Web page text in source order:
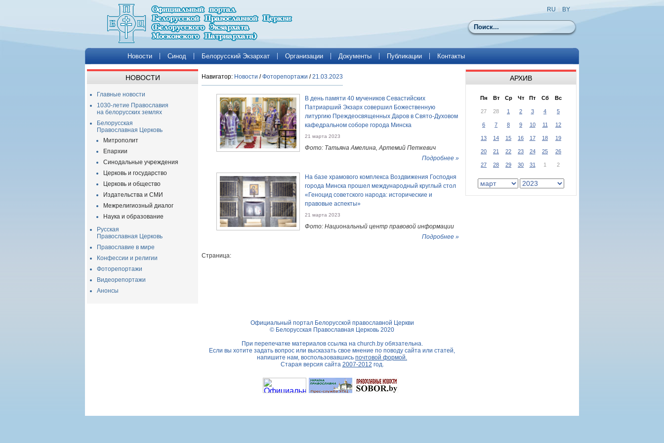
Поиск
RU BY
Новости Синод Белорусский Экзархат Организации Документы Публикации Контакты
НОВОСТИ
Главные новости
1030-летие Православия
на белорусских землях
Белорусская
Православная Церковь
Митрополит
Епархии
Синодальные учреждения
Церковь и государство
Церковь и общество
Издательства и СМИ
Межрелигиозный диалог
Наука и образование
Русская
Православная Церковь
Православие в мире
Конфессии и религии
Фоторепортажи
Видеорепортажи
Анонсы
Навигатор: Новости /Фоторепортажи /21.03.2023
В день памяти 40 мучеников Севастийских
Патриарший Экзарх совершил Божественную
литургию Преждеосвященных Даров в Свято-Духовом
кафедральном соборе города Минска
21 марта 2023
Фото: Татьяна Амелина, Артемий Петкевич
Подробнее »
На базе храмового комплекса Воздвижения Господня
города Минска прошел международный круглый стол
«Геноцид советского народа: исторические и
правовые аспекты»
21 марта 2023
Фото: Национальный центр правовой информации
Подробнее »
Страница:
АРХИВ
Пн Вт Ср Чт Пт Сб Вс
27 28 1 2 3 4 5
6 7 8 9 10 11 12
13 14 15 16 17 18 19
20 21 22 23 24 25 26
27 28 29 30 31 1 2
Официальный портал Белорусской православной Церкви
© Белорусская Православная Церковь 2020
При перепечатке материалов ссылка на church.byобязательна.
Если вы хотите задать вопрос или высказать свое мнение по поводу сайта или статей,
напишите нам, воспользовавшись почтовой формой.
Старая версия сайта 2007-2012 год.